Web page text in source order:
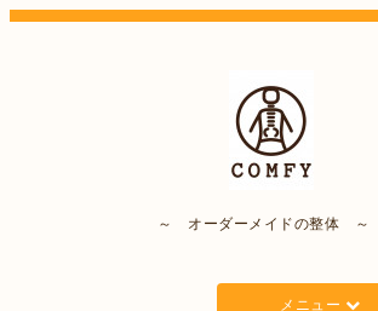
～ オーダーメイドの整体 ～
メニュー